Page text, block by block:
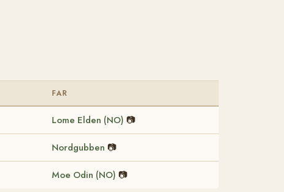
FAR
Lome Elden (NO) 📷
Nordgubben 📷
Moe Odin (NO) 📷